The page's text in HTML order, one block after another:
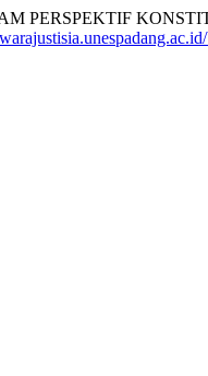
PERSPEKTIF